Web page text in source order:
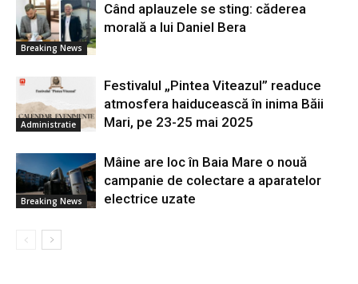
Breaking News
Când aplauzele se sting: căderea
morală a lui Daniel Bera
Administratie
Festivalul „Pintea Viteazul” readuce
atmosfera haiducească în inima Băii
Mari, pe 23-25 mai 2025
Breaking News
Mâine are loc în Baia Mare o nouă
campanie de colectare a aparatelor
electrice uzate